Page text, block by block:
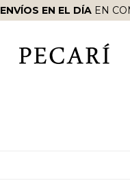
ENVÍOS EN EL DÍAEN